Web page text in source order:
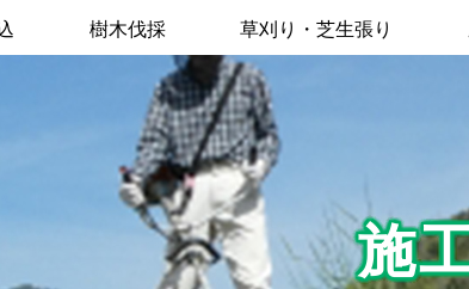
樹木伐採 草刈り・芝生張り
施